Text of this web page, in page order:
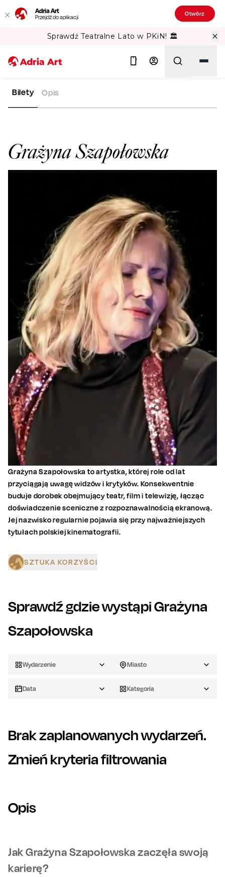
Adria Art
Przejdź do aplikacji Otwórz
Sprawdź Teatralne Lato w PKiN! 🏛️
ADRIA ART
Grażyna Szapołowska
Bilety Opis
Grażyna Szapołowska to artystka, której role od lat
przyciągają uwagę widzów i krytyków. Konsekwentnie
buduje dorobek obejmujący teatr, film i telewizję, łącząc
doświadczenie sceniczne z rozpoznawalnością ekranową.
Jej nazwisko regularnie pojawia się przy najważniejszych
tytułach polskiej kinematografii.
SZTUKA KORZYŚCI
Sprawdź gdzie wystąpiGrażyna
Szapołowska
Wydarzenie Miasto
Data Kategoria
Brak zaplanowanych wydarzeń.
Zmień kryteria filtrowania
Opis
Jak Grażyna Szapołowska zaczęła swoją
karierę?